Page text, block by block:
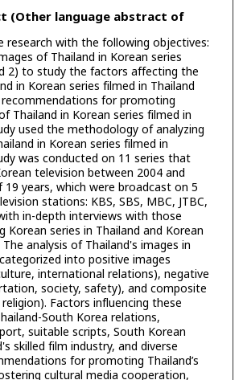
(Other language abstract of
research with the following objectives:
of Thailand in Korean series
2) to study the factors affecting the
in Korean series filmed in Thailand
for promoting
Thailand in Korean series filmed in
used the methodology of analyzing
in Korean series filmed in
was conducted on 11 series that
television between 2004 and
19 years, which were broadcast on 5
stations: KBS, SBS, MBC, JTBC,
in-depth interviews with those
Korean series in Thailand and Korean
analysis of Thailand's images in
into positive images
international relations), negative
society, safety), and composite
Factors influencing these
South Korea relations,
suitable scripts, South Korean
skilled film industry, and diverse
for promoting Thailand’s
cultural media cooperation,